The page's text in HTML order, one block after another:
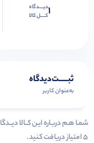
1دیــــدگاه
کــــل کالا
ثبـــــت‌دیدگاه
به‌عنوان کاربر
شمـا هـم دربـاره ایـن کــالا
۵ امتیاز دریافت کنید.